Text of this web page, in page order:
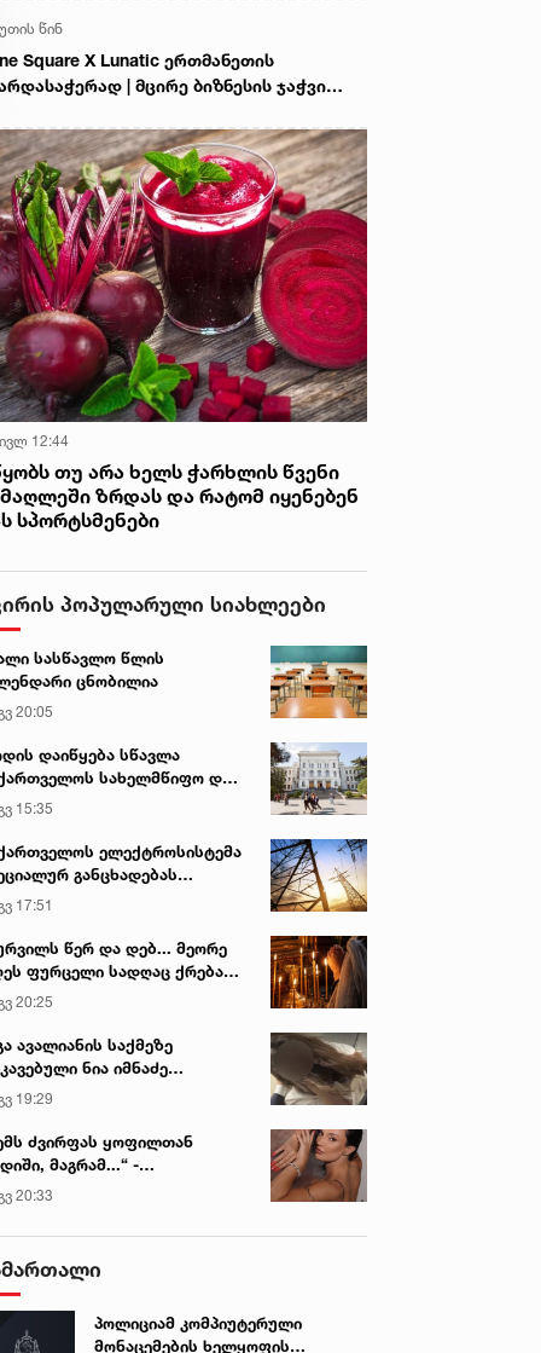
არამედ თითოეული დაღუპულის
წევრს - კობა კობალაძე გიორგი
განცხადებაზე
წინ
Square X Lunatic ერთმანეთის
| მცირე ბიზნესის ჯაჭვი
12:44
თუ არა ხელს ჭარხლის წვენი
ზრდას და რატომ იყენებენ
სპორტსმენები
პოპულარული სიახლეები
სასწავლო წლის
ცნობილია
20:05
დაიწყება სწავლა
სახელმწიფო და
უნივერსიტეტებში
15:35
ელექტროსისტემა
განცხადებას
17:51
წერ და დებ... მეორე
ფურცელი სადღაც ქრება
სურვილი სრულდება...“ -
ტაძარი შიდა
20:25
ავალიანის საქმეზე
ნია იმნაძე
გადაჰყავთ
19:29
ძვირფას ყოფილთან
მაგრამ...“ -
პაიჭაძის
აღიარება
20:33
პოლიციამ კომპიუტერული
მონაცემების ხელყოფის